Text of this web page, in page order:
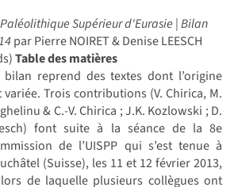
Supérieur d'Eurasie | Bilan
par Pierre NOIRET & Denise LEESCH
Table des matières
bilan reprend des textes dont l’origine
variée. Trois contributions (V. Chirica, M.
& C.-V. Chirica ; J.K. Kozlowski ; D.
font suite à la séance de la 8e
de l’UISPP qui s’est tenue à
(Suisse), les 11 et 12 février 2013,
de laquelle plusieurs collègues ont